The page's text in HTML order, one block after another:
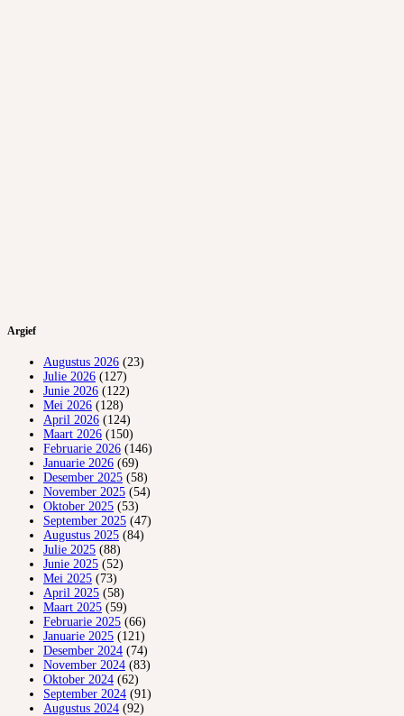
Argief
Augustus 2026 (23)
Julie 2026 (127)
Junie 2026 (122)
Mei 2026 (128)
April 2026 (124)
Maart 2026 (150)
Februarie 2026 (146)
Januarie 2026 (69)
Desember 2025 (58)
November 2025 (54)
Oktober 2025 (53)
September 2025 (47)
Augustus 2025 (84)
Julie 2025 (88)
Junie 2025 (52)
Mei 2025 (73)
April 2025 (58)
Maart 2025 (59)
Februarie 2025 (66)
Januarie 2025 (121)
Desember 2024 (74)
November 2024 (83)
Oktober 2024 (62)
September 2024 (91)
Augustus 2024 (92)